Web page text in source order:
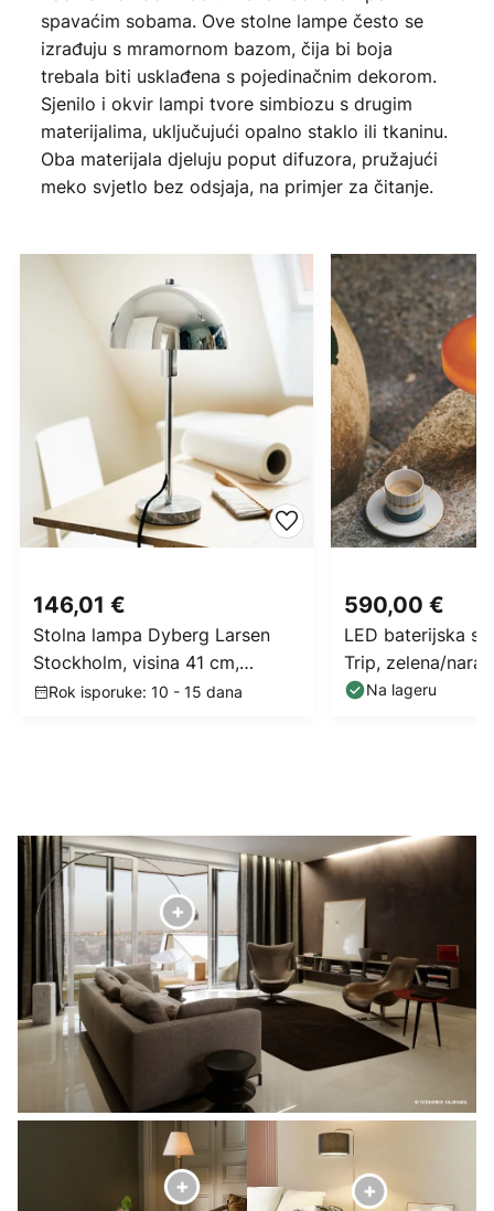
spavaćim sobama. Ove stolne lampe često se
izrađuju s mramornom bazom, čija bi boja
trebala biti usklađena s pojedinačnim dekorom.
Sjenilo i okvir lampi tvore simbiozu s drugim
materijalima, uključujući opalno staklo ili tkaninu.
Oba materijala djeluju poput difuzora, pružajući
meko svjetlo bez odsjaja, na primjer za čitanje.
146,01 €
Stolna lampa Dyberg Larsen
Stockholm, visina 41 cm,
metal/mramor
Rok isporuke: 10 - 15 dana
590,00 €
LED baterijska
Trip, zelena/
mramor, staklo,
Na lageru